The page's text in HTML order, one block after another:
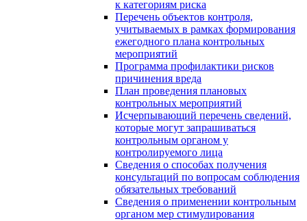
к категориям риска
Перечень объектов контроля,
учитываемых в рамках формирования
ежегодного плана контрольных
мероприятий
Программа профилактики рисков
причинения вреда
План проведения плановых
контрольных мероприятий
Исчерпывающий перечень сведений,
которые могут запрашиваться
контрольным органом у
контролируемого лица
Сведения о способах получения
консультаций по вопросам соблюдения
обязательных требований
Сведения о применении контрольным
органом мер стимулирования